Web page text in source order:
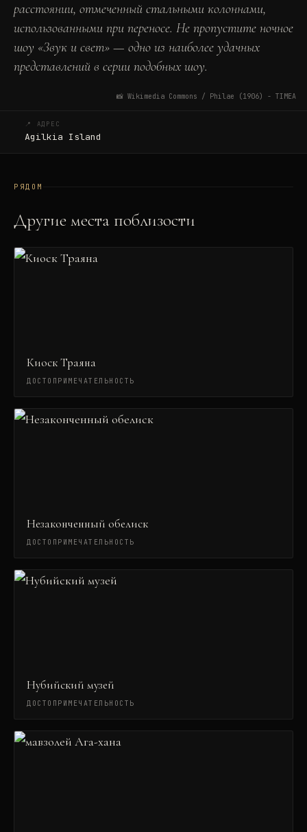
расстоянии, отмеченный стальными колоннами,
использованными при переносе. Не пропустите ночное
шоу «Звук и свет» — одно из наиболее удачных
представлений в серии подобных шоу.
📸 Wikimedia Commons / Philae (1906) - TIMEA
📍 АДРЕС
Agilkia Island
РЯДОМ
Другие места поблизости
Киоск Траяна
ДОСТОПРИМЕЧАТЕЛЬНОСТЬ
Незаконченный обелиск
ДОСТОПРИМЕЧАТЕЛЬНОСТЬ
Нубийский музей
ДОСТОПРИМЕЧАТЕЛЬНОСТЬ